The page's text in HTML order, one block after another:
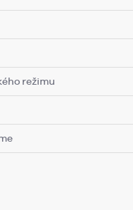
režimu